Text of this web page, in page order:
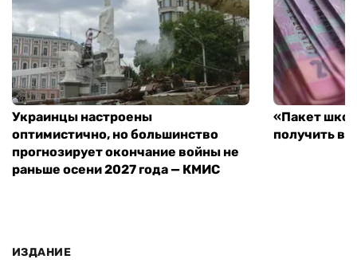
Украинцы настроены
оптимистично, но большинство
прогнозирует окончание войны не
раньше осени 2027 года — КМИС
«Пакет
получить
ИЗДАНИЕ